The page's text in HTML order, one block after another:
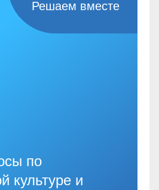
Решаем вместе
по
культуре и